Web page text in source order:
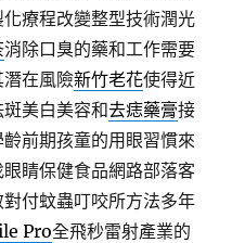
療程改變整型技術潤光
消除口臭的藥和工作需要
在風險新竹老花使得近
美白美容和去痣藥膏接
前期孩童的用眼習慣來
睛保健食品網路部落客
對付蚊蟲叮咬所方法多年
Pro全飛秒雷射產業的